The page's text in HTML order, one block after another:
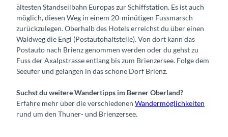
ältesten Standseilbahn Europas zur Schiffstation. Es ist auch
möglich, diesen Weg in einem 20-minütigen Fussmarsch
zurückzulegen. Oberhalb des Hotels erreichst du über einen
Waldweg die Engi (Postautohaltstelle). Von dort kann das
Postauto nach Brienz genommen werden oder du gehst zu
Fuss der Axalpstrasse entlang bis zum Brienzersee. Folge dem
Seeufer und gelangen in das schöne Dorf Brienz.
Suchst du weitere Wandertipps im Berner Oberland?
Erfahre mehr über die verschiedenen Wandermöglichkeiten
rund um den Thuner- und Brienzersee.